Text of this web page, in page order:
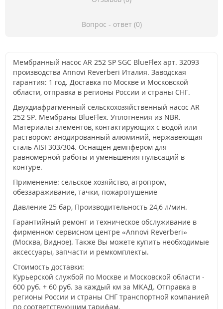
Вопрос - ответ (0)
Мембранный насос AR 252 SP SGC BlueFlex арт. 32093
производства Annovi Reverberi Италия. Заводская
гарантия: 1 год. Доставка по Москве и Московской
области, отправка в регионы России и страны СНГ.
Двухдиафрагменный сельскохозяйственный насос AR
252 SP. Мембраны BlueFlex. Уплотнения из NBR.
Материалы элементов, контактирующих с водой или
раствором: анодированный алюминий, нержавеющая
сталь AISI 303/304. Оснащен демпфером для
равномерной работы и уменьшения пульсаций в
контуре.
Применение: сельское хозяйство, агропром,
обеззараживание, тачки, пожаротушение
Давление 25 бар, Производительность 24,6 л/мин.
Гарантийный ремонт и техническое обслуживание в
фирменном сервисном центре «Annovi Reverberi»
(Москва, Видное). Также Вы можете купить необходимые
аксессуары, запчасти и ремкомплекты.
Стоимость доставки:
Курьерской службой по Москве и Московской области -
600 руб. + 60 руб. за каждый км за МКАД. Отправка в
регионы России и страны СНГ транспортной компанией
по соответствующим тарифам.